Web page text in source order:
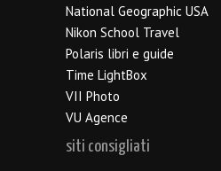
National Geographic USA
Nikon School Travel
Polaris libri e guide
Time LightBox
VII Photo
VU Agence
siti consigliati